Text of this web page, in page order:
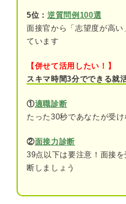
例文②分析
例文④共感
洞察力の自己PR
5位： 逆質問例100選
面接官から「志望度が高
ています
【併せて活用したい！】
スキマ時間3分でできる就
①適職診断
たった30秒であなたが受
②面接力診断
39点以下は要注意！面接
断しましょう